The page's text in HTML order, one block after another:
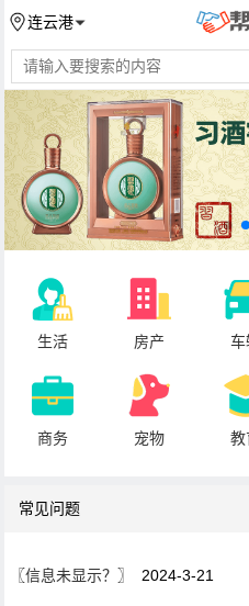
连云港
生活 房产 车
商务 宠物 教
常见问题
〖信息未显示？ 〗 2024-3-21